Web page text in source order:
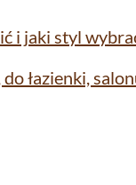
i jaki styl
łazienki,